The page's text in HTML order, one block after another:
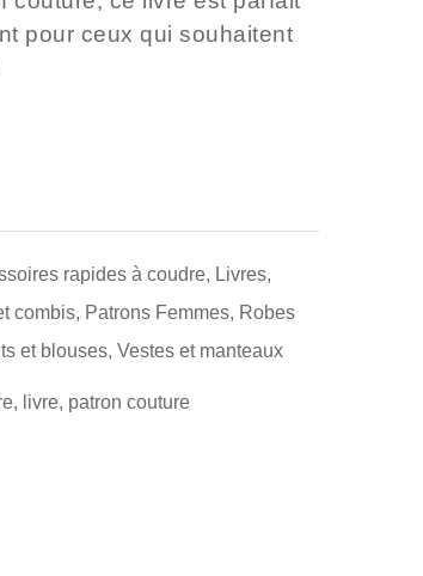
pour ceux qui souhaitent
rapides à coudre, Livres,
combis, Patrons Femmes, Robes
et blouses, Vestes et manteaux
, livre, patron couture